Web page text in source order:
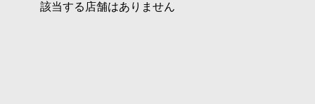
該当する店舗はありません